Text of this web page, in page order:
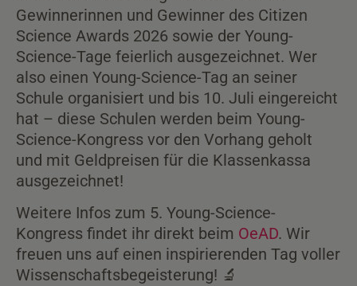
Gewinnerinnen und Gewinner des Citizen
Science Awards 2026 sowie der Young-
Science-Tage feierlich ausgezeichnet. Wer
also einen Young-Science-Tag an seiner
Schule organisiert und bis 10. Juli eingereicht
hat – diese Schulen werden beim Young-
Science-Kongress vor den Vorhang geholt
und mit Geldpreisen für die Klassenkassa
ausgezeichnet!
Weitere Infos zum 5. Young-Science-
Kongress findet ihr direkt beim OeAD. Wir
freuen uns auf einen inspirierenden Tag voller
Wissenschaftsbegeisterung! 🔬